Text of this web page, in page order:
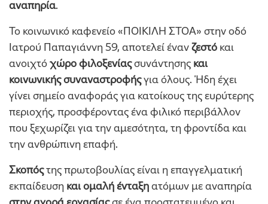
αναπηρία.
Το κοινωνικό καφενείο «ΠΟΙΚΙΛΗ ΣΤΟΑ» στην οδό
Ιατρού Παπαγιάννη 59, αποτελεί ένανζεστό και
ανοιχτόχώρο φιλοξενίαςσυνάντησης και
κοινωνικής συναναστροφήςγια όλους. Ήδη έχει
γίνει σημείο αναφοράς για κατοίκους της ευρύτερης
περιοχής, προσφέροντας ένα φιλικό περιβάλλον
που ξεχωρίζει για την αμεσότητα, τη φροντίδα και
την ανθρώπινη επαφή.
Σκοπόςτης πρωτοβουλίας είναι η επαγγελματική
εκπαίδευση και ομαλή ένταξηατόμων με αναπηρία